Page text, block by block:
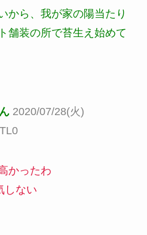
から、我が家の陽当たり
舗装の所で苔生え始めて
2020/07/28(火)
かったわ
しない